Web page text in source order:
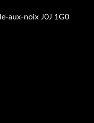
aux-noix J0J 1G0